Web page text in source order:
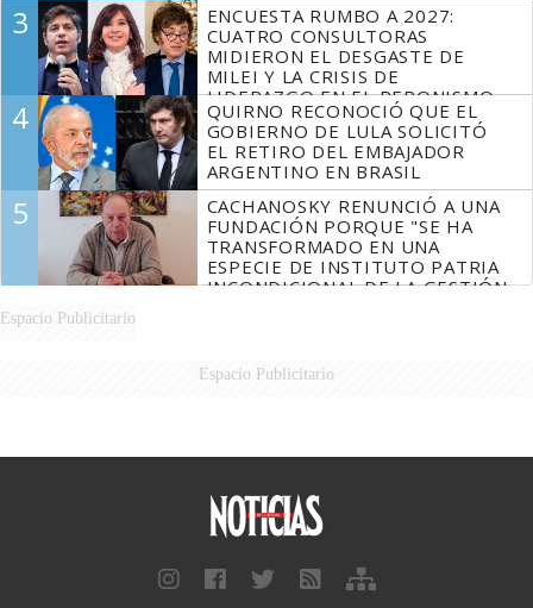
3
ENCUESTA RUMBO A 2027:
CUATRO CONSULTORAS
MIDIERON EL DESGASTE DE
MILEI Y LA CRISIS DE
LIDERAZGO EN EL PERONISMO
4
QUIRNO RECONOCIÓ QUE EL
GOBIERNO DE LULA SOLICITÓ
EL RETIRO DEL EMBAJADOR
ARGENTINO EN BRASIL
5
CACHANOSKY RENUNCIÓ A UNA
FUNDACIÓN PORQUE "SE HA
TRANSFORMADO EN UNA
ESPECIE DE INSTITUTO PATRIA
INCONDICIONAL DE LA GESTIÓN
Espacio Publicitario
Espacio Publicitario